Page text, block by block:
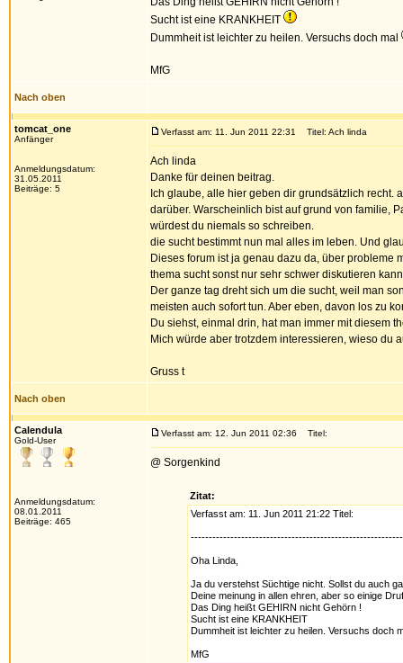
Sucht ist eine KRANKHEIT
Dummheit ist leichter zu heilen. Versuchs doch mal
MfG
Nach oben
tomcat_one
Anfänger
Anmeldungsdatum:
31.05.2011
Beiträge: 5
Verfasst am: 11. Jun 2011 22:31 Titel: Ach linda
Ach linda
Danke für deinen beitrag.
Ich glaube, alle hier geben dir grundsätzlich recht.
darüber. Warscheinlich bist auf grund von familie,
würdest du niemals so schreiben.
die sucht bestimmt nun mal alles im leben. Und
Dieses forum ist ja genau dazu da, über probleme
thema sucht sonst nur sehr schwer diskutieren
Der ganze tag dreht sich um die sucht, weil man
meisten auch sofort tun. Aber eben, davon los zu
Du siehst, einmal drin, hat man immer mit diesem
Mich würde aber trotzdem interessieren, wieso du
Gruss t
Nach oben
Calendula
Gold-User
Anmeldungsdatum:
08.01.2011
Beiträge: 465
Verfasst am: 12. Jun 2011 02:36 Titel:
@ Sorgenkind
Zitat:
Verfasst am: 11. Jun 2011 21:22 Titel:
Oha Linda,
Ja du verstehst Süchtige nicht. Sollst du auch
Deine meinung in allen ehren, aber so einige
Das Ding heißt GEHIRN nicht Gehörn !
Sucht ist eine KRANKHEIT
Dummheit ist leichter zu heilen. Versuchs doch
MfG